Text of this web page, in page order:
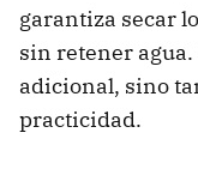
garantiza secar
sin retener
adicional, sino
practicidad.